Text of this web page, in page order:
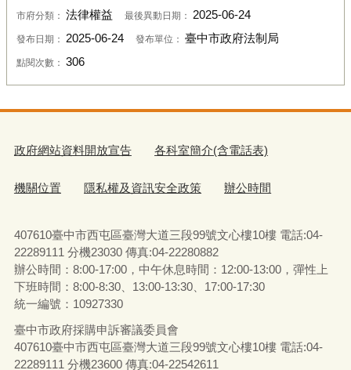
市府分類： 法律權益 最後異動日期： 2025-06-24
發布日期： 2025-06-24 發布單位： 臺中市政府法制局
點閱次數： 306
政府網站資料開放宣告 各科室簡介(含電話表)
機關位置 隱私權及資訊安全政策 辦公時間
407610臺中市西屯區臺灣大道三段99號文心樓10樓 電話:04-
22289111 分機23030 傳真:04-22280882
辦公時間：8:00-17:00，中午休息時間：12:00-13:00，彈性上
下班時間：8:00-8:30、13:00-13:30、17:00-17:30
統一編號：10927330
臺中市政府採購申訴審議委員會
407610臺中市西屯區臺灣大道三段99號文心樓10樓 電話:04-
22289111 分機23600 傳真:04-22542611